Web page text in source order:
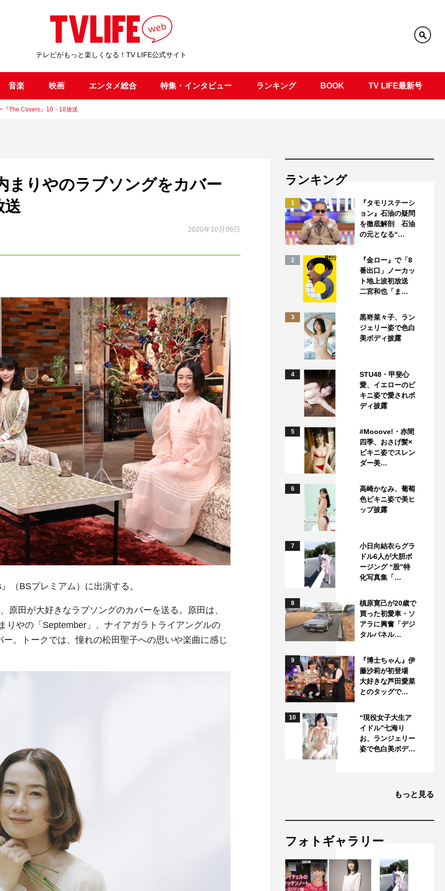
テレビがもっと楽しくなる！TV LIFE公式サイト
音楽 映画 エンタメ総合 特集・インタビュー ランキング BOOK TV LIFE最新号
『The Covers』10・18放送
まりやのラブソングをカバー
送
2020年10月06日
（BSプレミアム）に出演する。
原田が大好きなラブソングのカバーを送る。原田は、
りやの「September」、ナイアガラトライアングルの
。トークでは、憧れの松田聖子への思いや楽曲に感じ
ランキング
1
『タモリステーシ
ョン』石油の疑問
を徹底解剖 石油
の元となる“…
2
『金ロー』で「8
番出口」ノーカッ
ト地上波初放送
二宮和也「ま…
3
黒嵜菜々子、ラン
ジェリー姿で色白
美ボディ披露
4
STU48・甲斐心
愛、イエローのビ
キニ姿で愛されボ
ディ披露
5
#Mooove!・赤間
四季、おさげ髪×
ビキニ姿でスレン
ダー美…
6
高崎かなみ、葡萄
色ビキニ姿で美ヒ
ップ披露
7
小日向結衣らグラ
ドル6人が大胆ポ
ージング “股”特
化写真集「…
8
槙原寛己が20歳で
買った初愛車・ソ
アラに興奮「デジ
タルパネル…
9
『博士ちゃん』伊
藤沙莉が初登場
大好きな芦田愛菜
とのタッグで…
10
“現役女子大生ア
イドル”七海り
お、ランジェリー
姿で色白美ボデ…
もっと見る
フォトギャラリー